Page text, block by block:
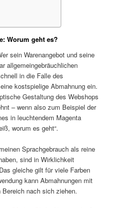
Worum geht es?
sein Warenangebot und seine
allgemeingebräuchlichen
in die Falle des
kostspielige Abmahnung ein.
Gestaltung des Webshops
– wenn also zum Beispiel der
in leuchtendem Magenta
worum es geht“.
Sprachgebrauch als reine
sind in Wirklichkeit
gleiche gilt für viele Farben
kann Abmahnungen mit
nach sich ziehen.